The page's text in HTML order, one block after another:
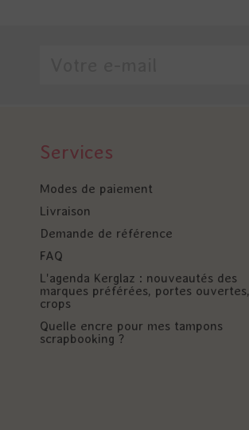
Services
Modes de paiement
Livraison
Demande de référence
FAQ
L'agenda Kerglaz : nouveautés des
marques préférées, portes ouvertes,
crops
Quelle encre pour mes tampons
scrapbooking ?